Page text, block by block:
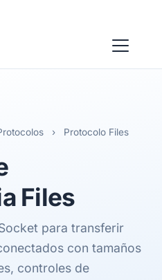
› Protocolo Files
Files
para transferir
con tamaños
controles de